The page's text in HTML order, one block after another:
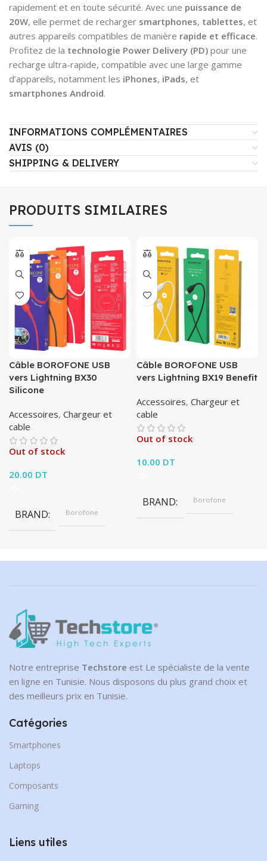
rapidement et en toute sécurité. Avec une puissance de
20W, elle permet de recharger smartphones, tablettes, et
autres appareils compatibles de manière rapide et efficace.
Profitez de la technologie Power Delivery (PD) pour une
recharge ultra-rapide, compatible avec une large gamme
d’appareils, notamment les iPhones, iPads, et
smartphones Android.
INFORMATIONS COMPLÉMENTAIRES
AVIS (0)
SHIPPING & DELIVERY
PRODUITS SIMILAIRES
Câble BOROFONE USB
vers Lightning BX30
Silicone
Accessoires, Chargeur et
cable
Out of stock
20.00 DT
BRAND Borofone
Câble BOROFONE USB
vers Lightning BX19 Benefit
Accessoires, Chargeur et
cable
Out of stock
10.00 DT
BRAND Borofone
Notre entreprise Techstore est Le spécialiste de la vente
en ligne en Tunisie. Nous disposons du plus grand choix et
des meilleurs prix en Tunisie.
Catégories
Smartphones
Laptops
Composants
Gaming
Liens utiles